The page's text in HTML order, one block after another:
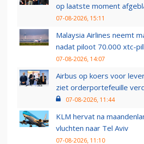
op laatste moment
07-08-2026, 15:11
Malaysia Airlines neemt
nadat piloot 70.000 xtc-
07-08-2026, 14:07
Airbus op koers voor
ziet orderportefeuille
07-08-2026, 11:44
KLM hervat na
vluchten naar Tel Aviv
07-08-2026, 11:10